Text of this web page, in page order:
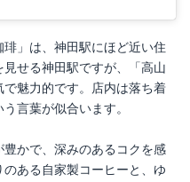
」は、神田駅にほど近い住
せる神田駅ですが、「高山
魅力的です。店内は落ち着
言葉が似合います。
かで、深みのあるコクを感
ある自家製コーヒーと、ゆ